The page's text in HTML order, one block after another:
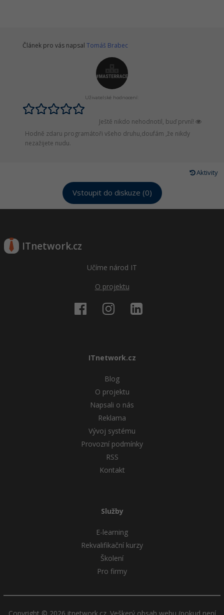
Článek pro vás napsal Tomáš Brabec
Uživatelské hodnocení:
Ještě nikdo nehodnotil, buď první!
Hodně zdaru programátoři všeho druhu,doufám ,že nikdy
nezažijete nudu.
Aktivity
Vstoupit do diskuze (0)
ITnetwork.cz
Učíme národ IT
O projektu
ITnetwork.cz
Blog
O projektu
Napsali o nás
Reklama
Vývoj systému
Provozní podmínky
RSS
Kontakt
Služby
E-learning
Rekvalifikační kurzy
Školení
Pro firmy